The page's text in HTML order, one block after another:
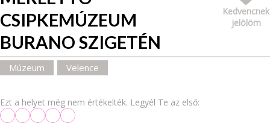
CSIPKEMÚZEUM
BURANO SZIGETÉN
Kedvencnek
jelölöm
Múzeum Velence
Ezt a helyet még nem értékelték. Legyél Te az első: